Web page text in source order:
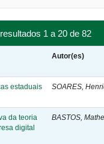
1 a 20 de 82
Autor(es)
estaduais SOARES,
da teoria
digital
BASTOS,